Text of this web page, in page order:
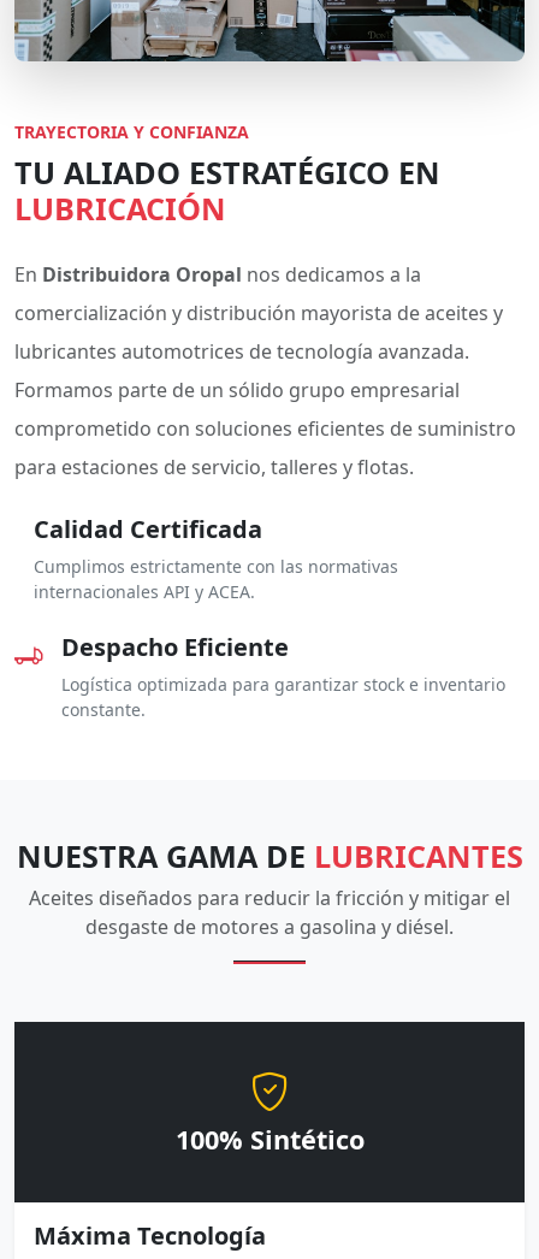
TRAYECTORIA Y CONFIANZA
TU ALIADO ESTRATÉGICO EN
LUBRICACIÓN
En Distribuidora Oropal nos dedicamos a la
comercialización y distribución mayorista de aceites y
lubricantes automotrices de tecnología avanzada.
Formamos parte de un sólido grupo empresarial
comprometido con soluciones eficientes de suministro
para estaciones de servicio, talleres y flotas.
Calidad Certificada
Cumplimos estrictamente con las normativas
internacionales API y ACEA.
Despacho Eficiente
Logística optimizada para garantizar stock e inventario
constante.
NUESTRA GAMA DE LUBRICANTES
Aceites diseñados para reducir la fricción y mitigar el
desgaste de motores a gasolina y diésel.
100% Sintético
Máxima Tecnología